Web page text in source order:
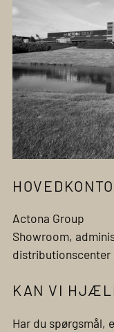
Actona Group
Showroom,
distributionscenter
KAN VI
Har du spørgsmål,